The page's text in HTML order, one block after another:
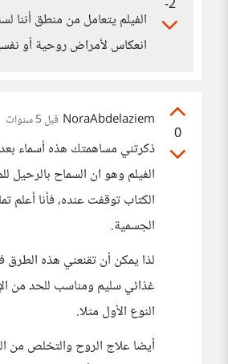
-2
الفيلم يتعامل من منطق أننا
انعكاس لأمراض روحية أو
0
NoraAbdelaziem قبل 5 سنوات
ذكرتني مساهمتك هذه أسماء
الفيلم وهو ان السماح
الكتاب توقفت عنده، فأنا أعلم
الجسمية.
لذا يمكن أن تقنعني هذه الطرق
غذائي سليم ومناسب للحد من
النوع الأول مثلا.
أيضا علاج الروح والتخلص من